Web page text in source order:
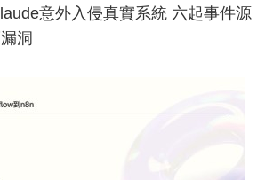
意外入侵真實系統 六起事件源
洞